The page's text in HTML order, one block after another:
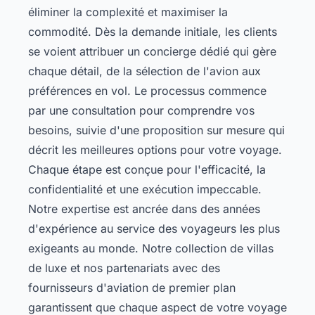
éliminer la complexité et maximiser la
commodité. Dès la demande initiale, les clients
se voient attribuer un concierge dédié qui gère
chaque détail, de la sélection de l'avion aux
préférences en vol. Le processus commence
par une consultation pour comprendre vos
besoins, suivie d'une proposition sur mesure qui
décrit les meilleures options pour votre voyage.
Chaque étape est conçue pour l'efficacité, la
confidentialité et une exécution impeccable.
Notre expertise est ancrée dans des années
d'expérience au service des voyageurs les plus
exigeants au monde. Notre collection de villas
de luxe et nos partenariats avec des
fournisseurs d'aviation de premier plan
garantissent que chaque aspect de votre voyage